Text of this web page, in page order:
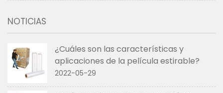
NOTICIAS
¿Cuáles son las características y
aplicaciones de la película estirable?
2022-05-29